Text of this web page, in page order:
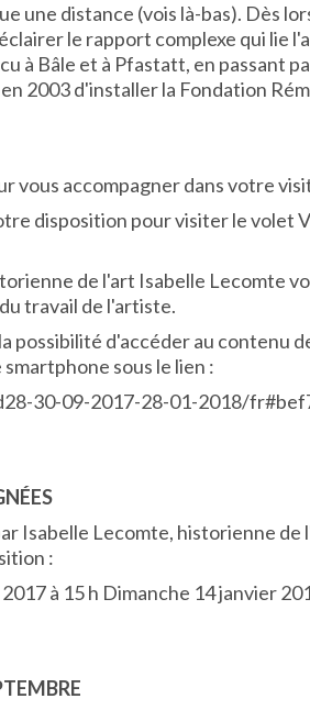
une distance (vois là-bas). Dès
le rapport complexe qui lie
à Bâle et à Pfastatt, en passant
2003 d'installer la Fondation
vous accompagner dans votre
disposition pour visiter le volet
de l'art Isabelle Lecomte
travail de l'artiste.
possibilité d'accéder au contenu
sous le lien :
30-09-2017-28-01-2018/
Isabelle Lecomte, historienne de
:
à 15 h Dimanche 14 janvier